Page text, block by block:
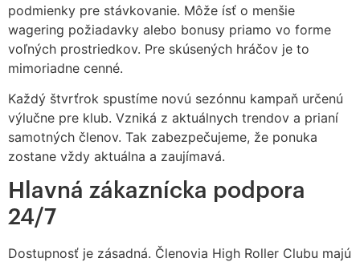
podmienky pre stávkovanie. Môže ísť o menšie
wagering požiadavky alebo bonusy priamo vo forme
voľných prostriedkov. Pre skúsených hráčov je to
mimoriadne cenné.
Každý štvrťrok spustíme novú sezónnu kampaň určenú
výlučne pre klub. Vzniká z aktuálnych trendov a prianí
samotných členov. Tak zabezpečujeme, že ponuka
zostane vždy aktuálna a zaujímavá.
Hlavná zákaznícka podpora
24/7
Dostupnosť je zásadná. Členovia High Roller Clubu majú